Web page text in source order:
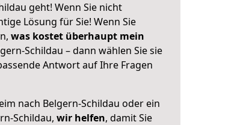
geht! Wenn Sie nicht
Lösung für Sie! Wenn Sie
was kostet überhaupt mein
Schildau – dann wählen Sie sie
Antwort auf Ihre Fragen
nach Belgern-Schildau oder ein
Schildau, wir helfen, damit Sie